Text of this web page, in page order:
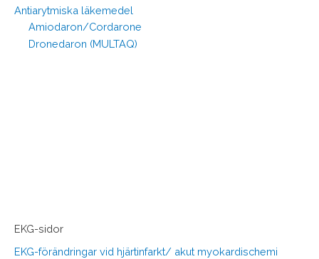
Antiarytmiska läkemedel
Amiodaron/Cordarone
Dronedaron (MULTAQ)
EKG-sidor
EKG-förändringar vid hjärtinfarkt/ akut myokardischemi